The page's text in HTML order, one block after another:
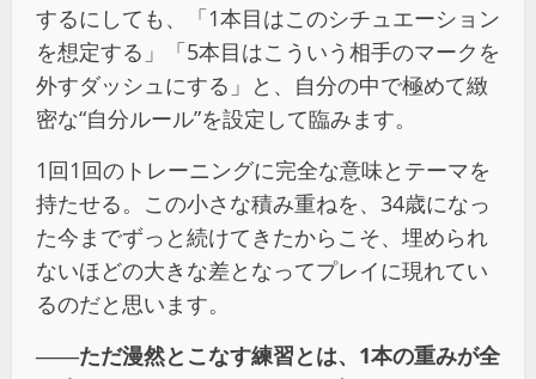
するにしても、「1本目はこのシチュエーション
を想定する」「5本目はこういう相手のマークを
外すダッシュにする」と、自分の中で極めて緻
密な“自分ルール”を設定して臨みます。
1回1回のトレーニングに完全な意味とテーマを
持たせる。この小さな積み重ねを、34歳になっ
た今までずっと続けてきたからこそ、埋められ
ないほどの大きな差となってプレイに現れてい
るのだと思います。
――ただ漫然とこなす練習とは、1本の重みが全